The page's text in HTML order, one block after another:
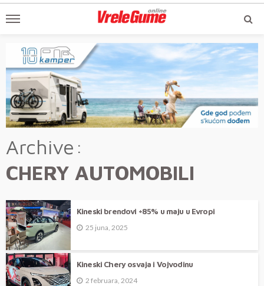
Archive
CHERY AUTOMOBILI
Kineski brendovi +85% u maju u Evropi
25 juna, 2025
Kineski Chery osvaja i Vojvodinu
2 februara, 2024